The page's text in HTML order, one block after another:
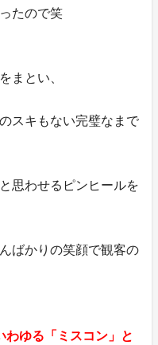
たので笑
まとい、
スキもない完璧なまで
思わせるピンヒールを
ばかりの笑顔で観客の
ゆる「ミスコン」と